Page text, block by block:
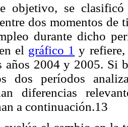
objetivo, se
dos momentos de
durante dicho
el gráfico 1 y refiere,
años 2004 y 2005. Si
dos períodos
diferencias
a continuación.13